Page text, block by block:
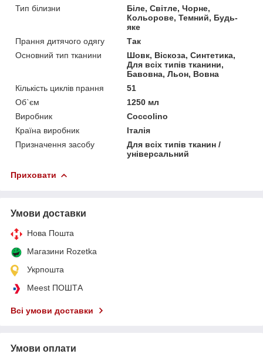
Тип білизни
Біле, Світле, Чорне,
Кольорове, Темний, Будь-
яке
Прання дитячого одягу
Так
Основний тип тканини
Шовк, Віскоза, Синтетика,
Для всіх типів тканини,
Бавовна, Льон, Вовна
Кількість циклів прання
51
Об`єм
1250 мл
Виробник
Coccolino
Країна виробник
Італія
Призначення засобу
Для всіх типів тканин /
універсальний
Приховати
Умови доставки
Нова Пошта
Магазини Rozetka
Укрпошта
Meest ПОШТА
Всі умови доставки
Умови оплати